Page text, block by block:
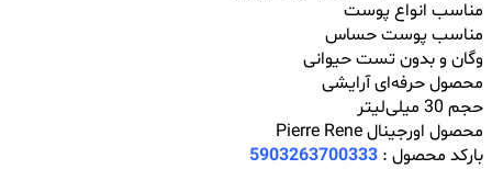
مناسب انواع پوست
مناسب پوست حساس
وگان و بدون تست حیوانی
محصول حرفه‌ای آرایشی
حجم 30 میلی‌لیتر
محصول اورجینال Pierre Rene
بارکد محصول : 5903263700333